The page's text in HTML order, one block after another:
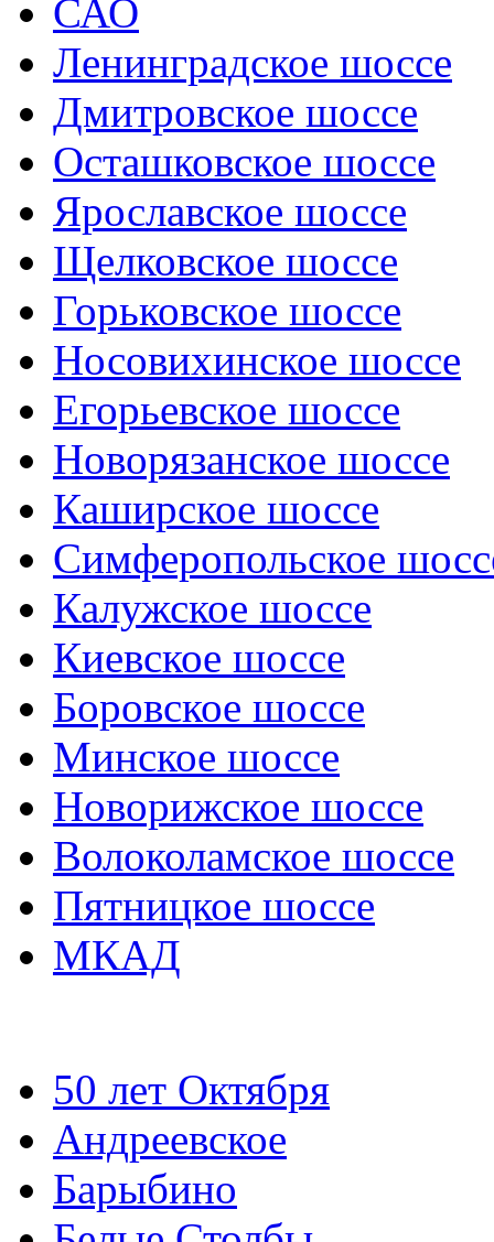
САО
Ленинградское шоссе
Дмитровское шоссе
Осташковское шоссе
Ярославское шоссе
Щелковское шоссе
Горьковское шоссе
Носовихинское шоссе
Егорьевское шоссе
Новорязанское шоссе
Каширское шоссе
Симферопольское
Калужское шоссе
Киевское шоссе
Боровское шоссе
Минское шоссе
Новорижское шоссе
Волоколамское шоссе
Пятницкое шоссе
МКАД
50 лет Октября
Андреевское
Барыбино